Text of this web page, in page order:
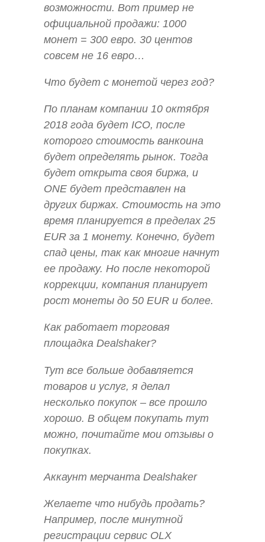
возможности. Вот пример не
официальной продажи: 1000
монет = 300 евро. 30 центов
совсем не 16 евро…
Что будет с монетой через год?
По планам компании 10 октября
2018 года будет ICO, после
которого стоимость ванкоина
будет определять рынок. Тогда
будет открыта своя биржа, и
ONE будет представлен на
других биржах. Стоимость на это
время планируется в пределах 25
EUR за 1 монету. Конечно, будет
спад цены, так как многие начнут
ее продажу. Но после некоторой
коррекции, компания планирует
рост монеты до 50 EUR и более.
Как работает торговая
площадка Dealshaker?
Тут все больше добавляется
товаров и услуг, я делал
несколько покупок – все прошло
хорошо. В общем покупать тут
можно, почитайте мои отзывы о
покупках.
Аккаунт мерчанта Dealshaker
Желаете что нибудь продать?
Например, после минутной
регистрации сервис OLX